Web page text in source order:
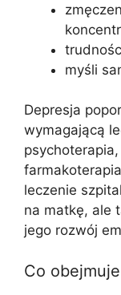
myśli
Depresja
wymagającą
leczenie
na matkę, ale
jego rozwój
Co